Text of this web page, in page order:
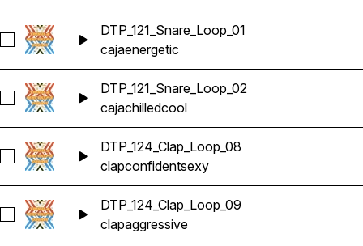
Seleccionar DTP_121_Snare_Loop_01
DTP_121_Snare_Loop_01
cajaenergetic
Seleccionar DTP_121_Snare_Loop_02
DTP_121_Snare_Loop_02
cajachilledcool
Seleccionar DTP_124_Clap_Loop_08
DTP_124_Clap_Loop_08
clapconfidentsexy
Seleccionar DTP_124_Clap_Loop_09
DTP_124_Clap_Loop_09
clapaggressive